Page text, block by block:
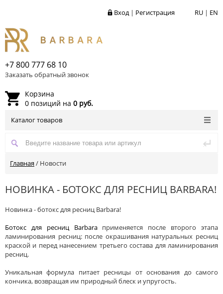
RU | EN
Вход| Регистрация
+7 800 777 68 10
Заказать обратный звонок
Корзина
0 позиций на 0 руб.
Каталог товаров
Главная / Новости
НОВИНКА - БОТОКС ДЛЯ РЕСНИЦ BARBARA!
Новинка - ботокс для ресниц Barbara!
Ботокс для ресниц Barbaraприменяется после второго этапа
ламинирования ресниц: после окрашивания натуральных ресниц
краской и перед нанесением третьего состава для ламинирования
ресниц.
Уникальная формула питает ресницы от основания до самого
кончика, возвращая им природный блеск и упругость.